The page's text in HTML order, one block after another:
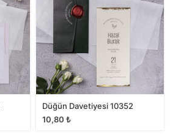
Düğün Davetiyesi 10352
10,80 ₺